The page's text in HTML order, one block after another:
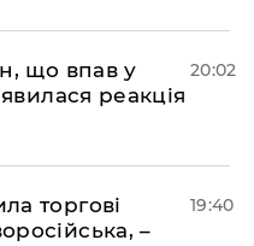
що впав у
реакція
20:02
торгові
–
19:40